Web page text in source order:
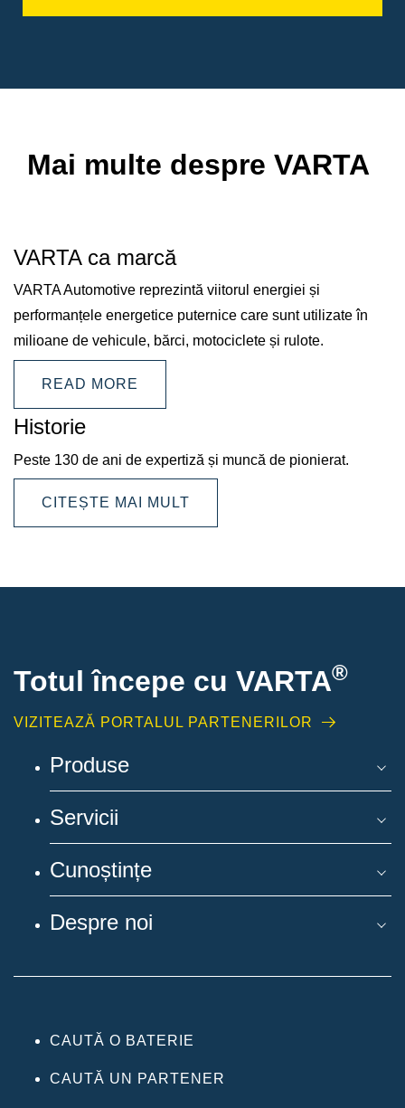
Mai multe despre VARTA
VARTA ca marcă
VARTA Automotive reprezintă viitorul energiei și
performanțele energetice puternice care sunt utilizate în
milioane de vehicule, bărci, motociclete și rulote.
READ MORE
Historie
Peste 130 de ani de expertiză și muncă de pionierat.
CITEȘTE MAI MULT
Totul începe cu VARTA®
VIZITEAZĂ PORTALUL PARTENERILOR
Produse
Servicii
Cunoștințe
Despre noi
CAUTĂ O BATERIE
CAUTĂ UN PARTENER